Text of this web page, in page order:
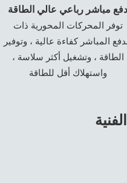
دفع مباشر رباعي عالي الطاقة
توفر المحركات المحورية ذات
المباشر كفاءة عالية ، وتوفير
الطاقة ، وتشغيل أكثر سلاسة ،
واستهلاك أقل للطاقة